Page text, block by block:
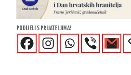
PODIJELI S PRIJATELJIMA!